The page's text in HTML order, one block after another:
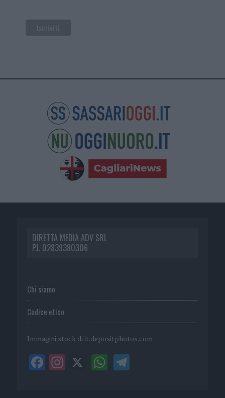
DIRETTA MEDIA ADV SRL
P.I. 02839380306
Chi siamo
Codice etico
Immagini stock di it.depositphotos.com